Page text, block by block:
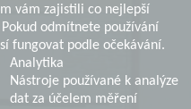
vám zajistili co nejlepší
odmítnete používání
fungovat podle očekávání.
Analytika
Nástroje používané k analýze
dat za účelem měření